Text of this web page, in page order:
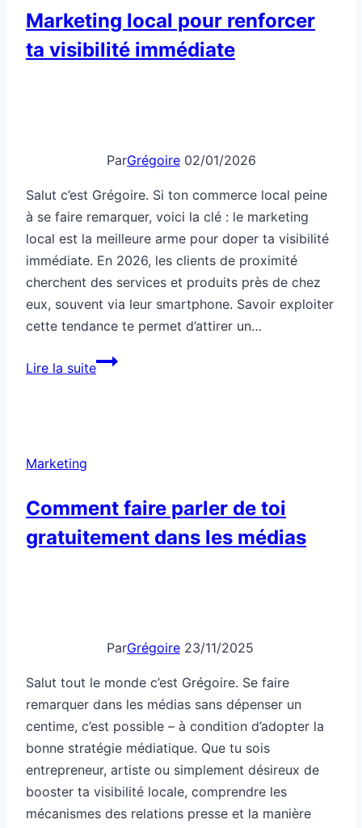
publicité
Marketing local pour renforcer
ta visibilité immédiate
ParGrégoire 02/01/2026
Salut c’est Grégoire. Si ton commerce local peine
à se faire remarquer, voici la clé : le marketing
local est la meilleure arme pour doper ta visibilité
immédiate. En 2026, les clients de proximité
cherchent des services et produits près de chez
eux, souvent via leur smartphone. Savoir exploiter
cette tendance te permet d’attirer un…
Lire la suiteMarketing
Marketing
Comment faire parler de toi
gratuitement dans les médias
ParGrégoire 23/11/2025
Salut tout le monde c’est Grégoire. Se faire
remarquer dans les médias sans dépenser un
centime, c’est possible – à condition d’adopter la
bonne stratégie médiatique. Que tu sois
entrepreneur, artiste ou simplement désireux de
booster ta visibilité locale, comprendre les
mécanismes des relations presse et la manière